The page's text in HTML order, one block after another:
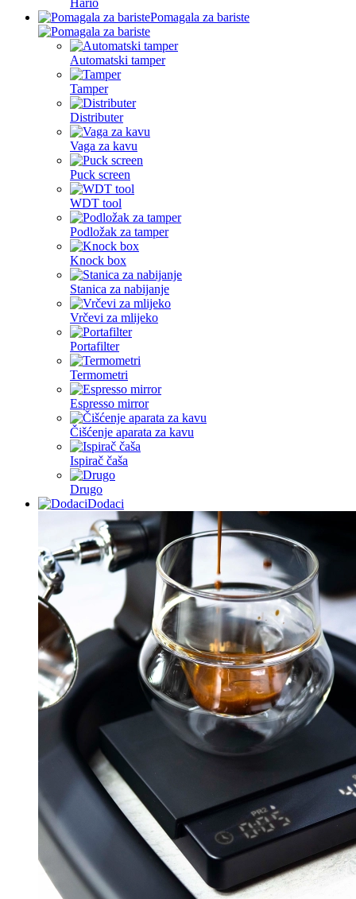
Hario
Pomagala za bariste
Automatski tamper
Tamper
Distributer
Vaga za kavu
Puck screen
WDT tool
Podložak za tamper
Knock box
Stanica za nabijanje
Vrčevi za mlijeko
Portafilter
Termometri
Espresso mirror
Čišćenje aparata za kavu
Ispirač čaša
Drugo
Dodaci